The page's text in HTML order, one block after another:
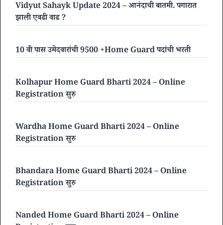
Vidyut Sahayk Update 2024 – आनंदाची बातमी. पगारात
झाली एवढी वाढ ?
10 वी पास उमेदवारांची 9500 +Home Guard पदांची भरती
Kolhapur Home Guard Bharti 2024 – Online
Registration सुरु
Wardha Home Guard Bharti 2024 – Online
Registration सुरु
Bhandara Home Guard Bharti 2024 – Online
Registration सुरु
Nanded Home Guard Bharti 2024 – Online